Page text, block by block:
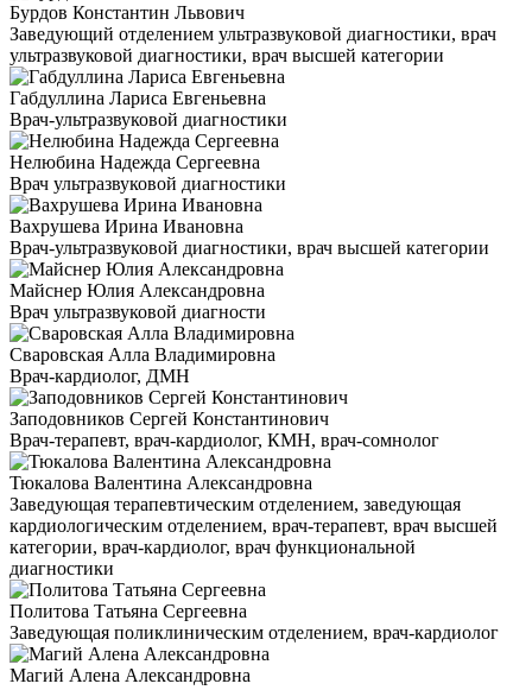
Бурдов Константин Львович
Заведующий отделением ультразвуковой диагностики, врач
ультразвуковой диагностики, врач высшей категории
Габдуллина Лариса Евгеньевна
Врач-ультразвуковой диагностики
Нелюбина Надежда Сергеевна
Врач ультразвуковой диагностики
Вахрушева Ирина Ивановна
Врач-ультразвуковой диагностики, врач высшей категории
Майснер Юлия Александровна
Врач ультразвуковой диагности
Сваровская Алла Владимировна
Врач-кардиолог, ДМН
Заподовников Сергей Константинович
Врач-терапевт, врач-кардиолог, КМН, врач-сомнолог
Тюкалова Валентина Александровна
Заведующая терапевтическим отделением, заведующая
кардиологическим отделением, врач-терапевт, врач высшей
категории, врач-кардиолог, врач функциональной
диагностики
Политова Татьяна Сергеевна
Заведующая поликлиническим отделением, врач-кардиолог
Магий Алена Александровна